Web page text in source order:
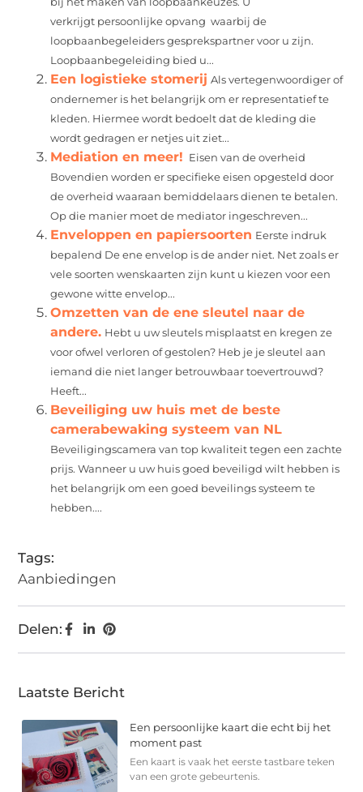
verkrijgt persoonlijke opvang waarbij de
loopbaanbegeleiders gesprekspartner voor u zijn.
Loopbaanbegeleiding bied u...
Een logistieke stomerij Als vertegenwoordiger of
ondernemer is het belangrijk om er representatief te
kleden. Hiermee wordt bedoelt dat de kleding die
wordt gedragen er netjes uit ziet...
Mediation en meer! Eisen van de overheid
Bovendien worden er specifieke eisen opgesteld door
de overheid waaraan bemiddelaars dienen te betalen.
Op die manier moet de mediator ingeschreven...
Enveloppen en papiersoorten Eerste indruk
bepalend De ene envelop is de ander niet. Net zoals er
vele soorten wenskaarten zijn kunt u kiezen voor een
gewone witte envelop...
Omzetten van de ene sleutel naar de
andere. Hebt u uw sleutels misplaatst en kregen ze
voor ofwel verloren of gestolen? Heb je je sleutel aan
iemand die niet langer betrouwbaar toevertrouwd?
Heeft...
Beveiliging uw huis met de beste
camerabewaking systeem van NL
Beveiligingscamera van top kwaliteit tegen een zachte
prijs. Wanneer u uw huis goed beveiligd wilt hebben is
het belangrijk om een goed beveilings systeem te
hebben....
Tags:
Aanbiedingen
Delen:
Laatste Bericht
Een persoonlijke kaart die echt bij het
moment past
Een kaart is vaak het eerste tastbare teken
van een grote gebeurtenis.